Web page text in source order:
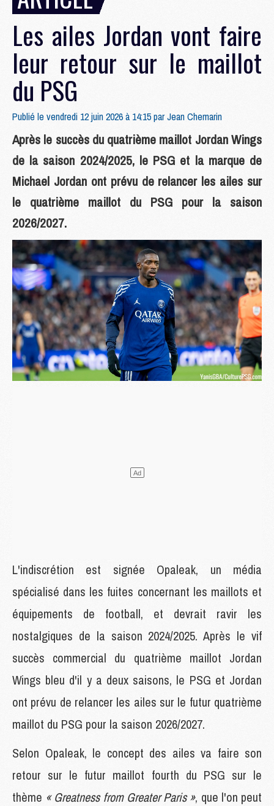
Les ailes Jordan vont faire
leur retour sur le maillot
du PSG
Publié le vendredi 12 juin 2026 à 14:15 parJean Chemarin
Après le succès du quatrième maillot Jordan Wings
de la saison 2024/2025, le PSG et la marque de
Michael Jordan ont prévu de relancer les ailes sur
le quatrième maillot du PSG pour la saison
2026/2027.
L'indiscrétion est signée Opaleak, un média
spécialisé dans les fuites concernant les maillots et
équipements de football, et devrait ravir les
nostalgiques de la saison 2024/2025. Après le vif
succès commercial du quatrième maillot Jordan
Wings bleu d'il y a deux saisons, le PSG et Jordan
ont prévu de relancer les ailes sur le futur quatrième
maillot du PSG pour la saison 2026/2027.
Selon Opaleak, le concept des ailes va faire son
retour sur le futur maillot fourth du PSG sur le
thème « Greatness from Greater Paris », que l'on peut